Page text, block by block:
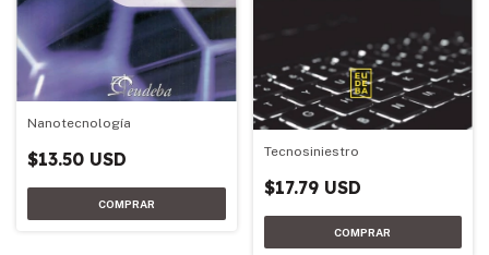
Nanotecnología
$13.50 USD Tecnosiniestro
$17.79 USD